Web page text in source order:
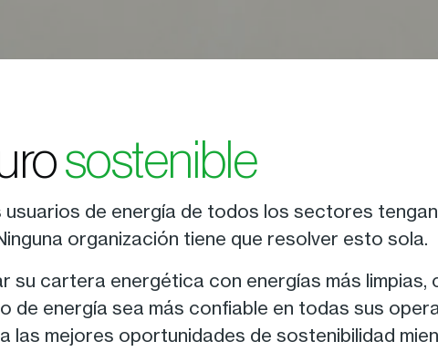
sostenible
de energía de todos los sectores
organización tiene que resolver esto sola.
su cartera energética con energías más limpias,
de energía sea más confiable en todas sus
las mejores oportunidades de sostenibilidad